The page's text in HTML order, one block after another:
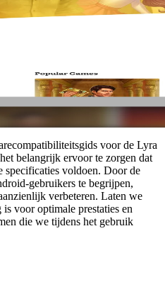
voor de Lyra
belangrijk ervoor te zorgen dat
specificaties voldoen. Door de
gebruikers te begrijpen,
verbeteren. Laten we
voor optimale prestaties en
die we tijdens het gebruik